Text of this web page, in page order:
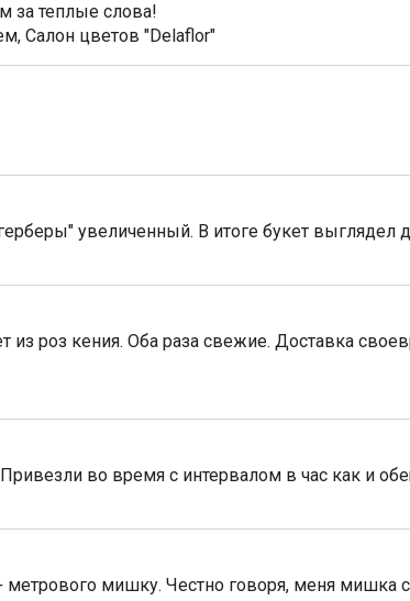
за теплые слова!
Салон цветов "Delaflor"
увеличенный. В итоге букет
из роз кения. Оба раза свежие. Доставка
во время с интервалом в час как и
метрового мишку. Честно говоря, меня